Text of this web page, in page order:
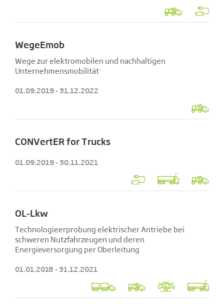
WegeEmob
Wege zur elektromobilen und nachhaltigen
Unternehmensmobilität
01.09.2019 - 31.12.2022
CONVertER for Trucks
01.09.2019 - 30.11.2021
OL-Lkw
Technologieerprobung elektrischer Antriebe bei
schweren Nutzfahrzeugen und deren
Energieversorgung per Oberleitung
01.01.2018 - 31.12.2021